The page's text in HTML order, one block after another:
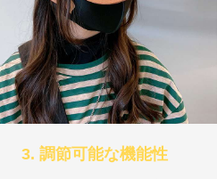
3. 調節可能な機能性